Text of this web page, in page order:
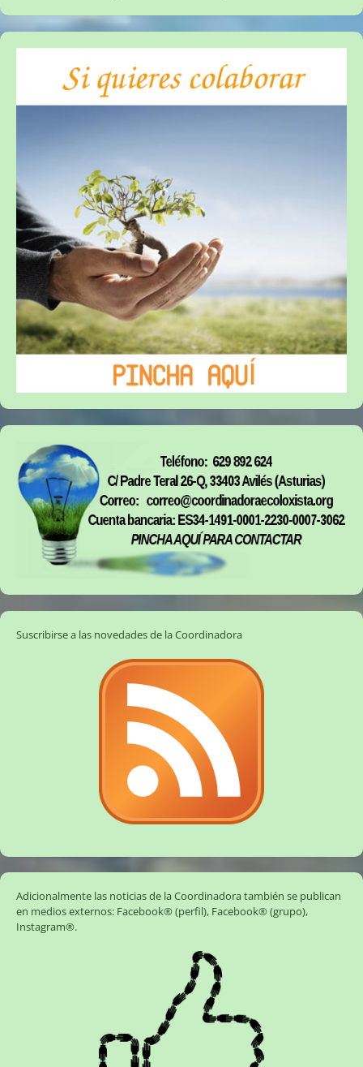
Suscribirse a las novedades de la Coordinadora
Adicionalmente las noticias de la Coordinadora también se publican
en medios externos: Facebook® (perfil), Facebook® (grupo),
Instagram®.